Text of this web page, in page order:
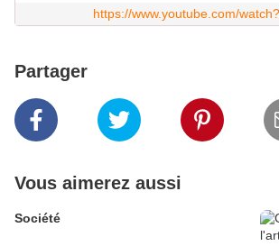
https://www.youtube.com/
Partager
Vous aimerez aussi
Société